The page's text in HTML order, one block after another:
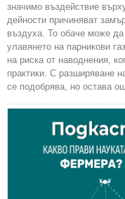
значимо въздействие
дейности причиняват
въздуха. То обаче може
улавянето на парникови
на риска от наводнения,
практики. С разширяване
се подобрява, но остава